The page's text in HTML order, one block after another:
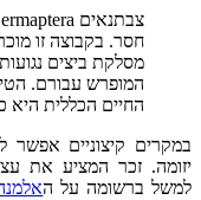
חסר. בקבוצה זו
מסלקת ביצים
המופרש עבורם.
החיים הכללית היא
במקרים קיצוניים אפשר
יזומה. זכר המציע את
למשל ברשומה על ה